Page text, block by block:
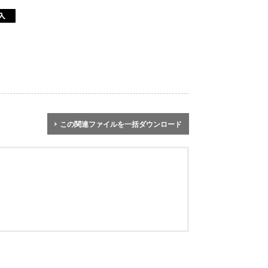
この関連ファイルを一括ダウンロード